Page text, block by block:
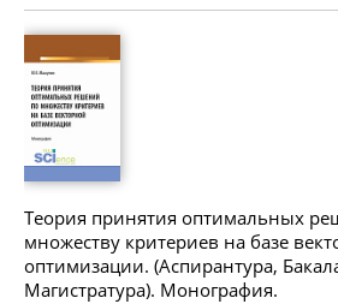
Теория принятия оптимальных
множеству критериев на базе
оптимизации. (Аспирантура,
Магистратура). Монография.